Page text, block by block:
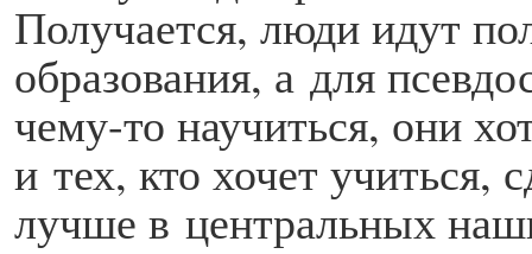
Получается, люди идут
образования, а для
чему-то научиться, они
и тех, кто хочет учиться,
лучше в центральных